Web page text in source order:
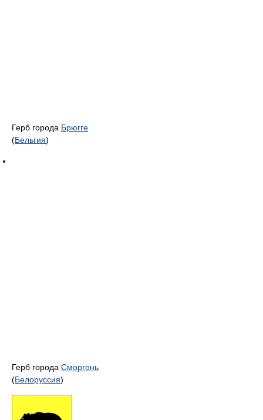
Герб города Брюгге
(Бельгия)
Герб города Сморгонь
(Белоруссия)